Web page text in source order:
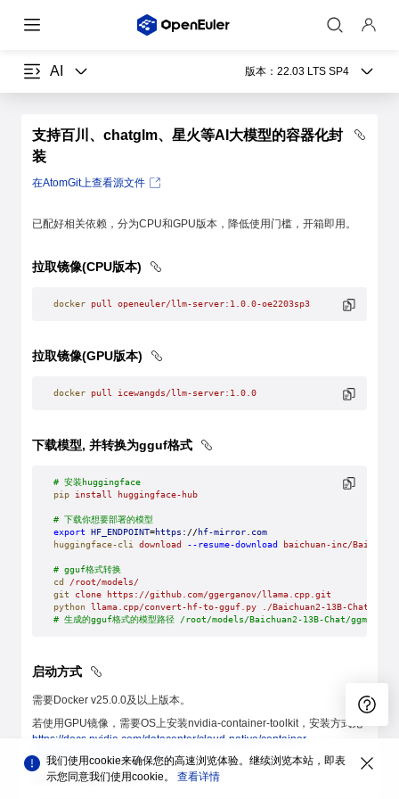
AI 版本： 22.03 LTS SP4
支持百川、chatglm、星火等AI大模型的容器化封
装
在AtomGit上查看源文件
已配好相关依赖，分为CPU和GPU版本，降低使用门槛，开箱即用。
拉取镜像(CPU版本)
docker pull openeuler/llm-server:1.0.0-oe2203sp3
拉取镜像(GPU版本)
docker pull icewangds/llm-server:1.0.0
下载模型, 并转换为gguf格式
# 安装huggingface
pip install huggingface-hub
# 下载你想要部署的模型
export HF_ENDPOINT=https ://hf-mirror
com
huggingface-cli
download --resume-download baichuan-inc/
# gguf格式转换
cd /root/models/
git clone https://github.com/ggerganov/llama.cpp.git
python llama.cpp/convert-hf-to-gguf.py ./Baichuan2-13B-Chat
# 生成的gguf格式的模型路径 /root/models/Baichuan2-13B-Chat/ggml-
启动方式
需要Docker v25.0.0及以上版本。
若使用GPU镜像，需要OS上安装nvidia-container-toolkit，安装方式见
https://docs.nvidia.com/datacenter/cloud-native/container-
toolkit/latest/install-guide.html。
docker-compose.yaml:
我们使用cookie来确保您的高速浏览体验。继续浏览本站，即表
示您同意我们使用cookie。 查看详情